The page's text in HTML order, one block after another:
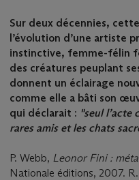
Sur deux décennies,
l’évolution d’une artiste
instinctive, femme-félin
des créatures peuplant
donnent un éclairage
comme elle a bâti son
qui déclarait : "seul
rares amis et les chats
P. Webb, Leonor Fini :
Nationale éditions, 2007.